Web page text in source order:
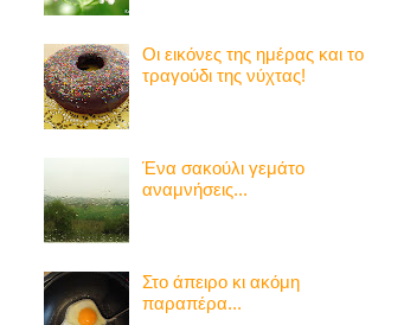
Οι εικόνες της ημέρας και το
τραγούδι της νύχτας!
Ένα σακούλι γεμάτο
αναμνήσεις...
Στο άπειρο κι ακόμη
παραπέρα...